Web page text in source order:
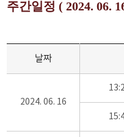
주간일정 ( 2024. 06.
날짜
2024. 06. 16